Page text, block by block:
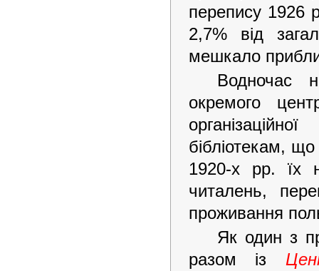
перепису 1926
2,7% від
мешкало
Водночас
окремого
бібліотекам,
1920-х рр. їх
читалень,
проживання
Як один з
разом із